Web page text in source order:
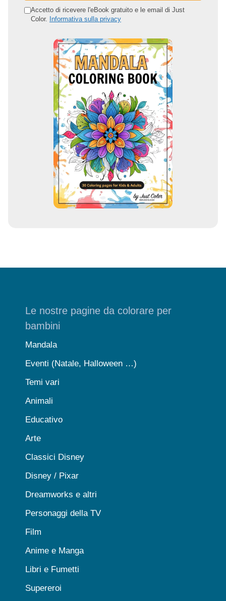
o Accetto di ricevere l'eBook gratuito e le email di Just
Color. Informativa sulla privacy
Le nostre pagine da colorare per
bambini
Mandala
Eventi (Natale, Halloween …)
Temi vari
Animali
Educativo
Arte
Classici Disney
Disney / Pixar
Dreamworks e altri
Personaggi della TV
Film
Anime e Manga
Libri e Fumetti
Supereroi